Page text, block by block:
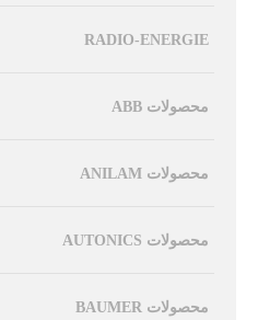
RADIO-ENERGIE
محصولات ABB
محصولات ANILAM
محصولات AUTONICS
محصولات BAUMER